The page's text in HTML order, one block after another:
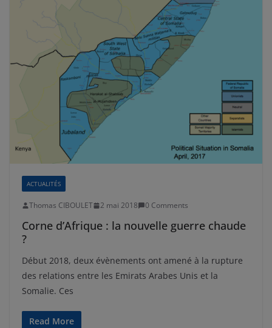
ACTUALITÉS
Thomas CIBOULET 2 mai 2018 0 Comments
Corne d’Afrique : la nouvelle guerre chaude
?
Début 2018, deux évènements ont amené à la rupture
des relations entre les Emirats Arabes Unis et la
Somalie. Ces
Read More